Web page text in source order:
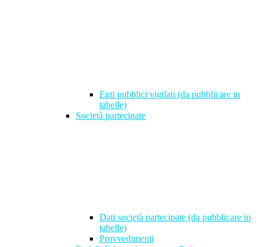
Enti pubblici vigilati (da pubblicare in
tabelle)
Società partecipate
Dati società partecipate (da pubblicare in
tabelle)
Provvedimenti